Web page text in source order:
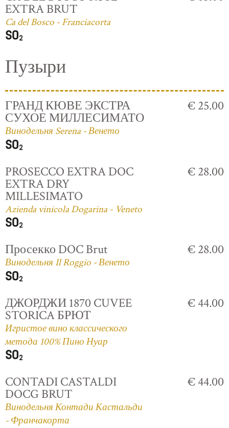
EXTRA BRUT
Ca del Bosco - Franciacorta
Пузыри
ГРАНД КЮВЕ ЭКСТРА
СУХОЕ МИЛЛЕСИМАТО
Винодельня Serena - Венето
€ 25.00
PROSECCO EXTRA DOC
EXTRA DRY
MILLESIMATO
Azienda vinicola Dogarina - Veneto
€ 28.00
Просекко DOC Brut
Винодельня Il Roggio - Венето
€ 28.00
ДЖОРДЖИ 1870 CUVEE
STORICA БРЮТ
Игристое вино классического
метода 100% Пино Нуар
€ 44.00
CONTADI CASTALDI
DOCG BRUT
Винодельня Контади Кастальди
- Франчакорта
€ 44.00